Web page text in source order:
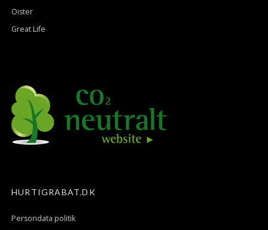
Oister
Great Life
HURTIGRABAT.DK
Persondata politik